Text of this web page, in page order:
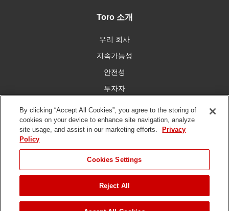
Toro 소개
우리 회사
지속가능성
안전성
투자자
우리와 함께 연결
이용 약관 개인 정보 보호 정책 DMCA/저작권 정책
저작권 ©2026 토로 회사. 모든 권리 보유.
By clicking “Accept All Cookies”, you agree to the storing of
cookies on your device to enhance site navigation, analyze
site usage, and assist in our marketing efforts.
Privacy
Policy
Cookies Settings
Reject All